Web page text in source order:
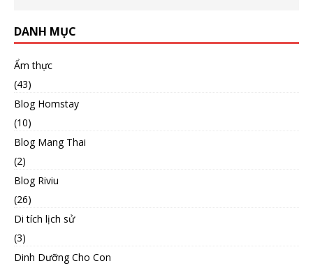
DANH MỤC
Ẩm thực
(43)
Blog Homstay
(10)
Blog Mang Thai
(2)
Blog Riviu
(26)
Di tích lịch sử
(3)
Dinh Dưỡng Cho Con